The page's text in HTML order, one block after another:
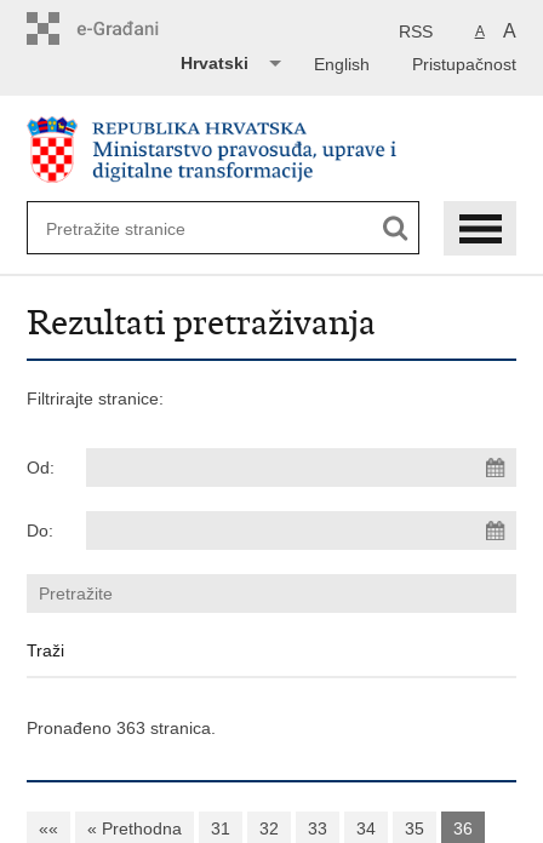
A A
RSS
Pristupačnost
English
Hrvatski
Rezultati pretraživanja
Filtrirajte stranice:
Od:
Do:
Pronađeno 363 stranica.
«« « Prethodna 31 32 33 34 35
36